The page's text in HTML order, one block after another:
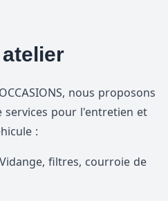
nous proposons
services pour l'entretien et
:
filtres, courroie de